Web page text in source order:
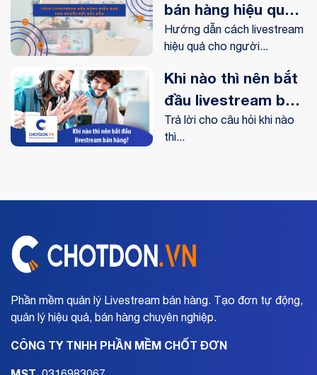
bán hàng hiệu quả
cho người mới bắt
đầu
Hướng dẫn cách livestream
hiệu quả cho người...
Khi nào thì nên bắt
đầu livestream bán
hàng?
Trả lời cho câu hỏi khi nào
thì...
Phần mềm quản lý Livestream bán hàng. Tạo đơn tự động,
quản lý hiệu quả, bán hàng chuyên nghiệp.
CÔNG TY TNHH PHẦN MỀM CHỐT ĐƠN